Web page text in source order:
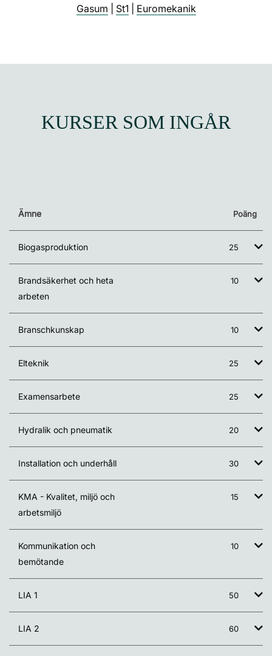
Gasum St1 Euromekanik
KURSER SOM INGÅR
Ämne Poäng
Biogasproduktion 25
Brandsäkerhet och heta
arbeten
10
Branschkunskap 10
Elteknik 25
Examensarbete 25
Hydralik och pneumatik 20
Installation och underhåll 30
KMA - Kvalitet, miljö och
arbetsmiljö
15
Kommunikation och
bemötande
10
LIA 1 50
LIA 2 60